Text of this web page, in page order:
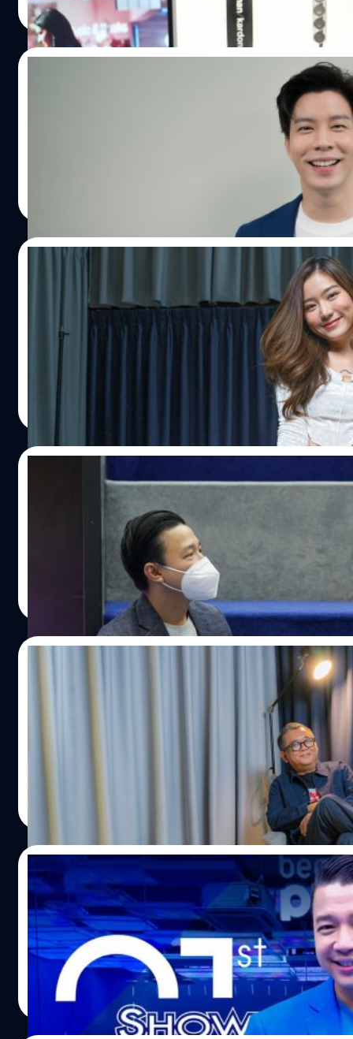
Read More
[สัมภาษณ์] ‘แบม – ปีติภัทร’ หากวันหนึ่งงานอี
ณ ตอนนี้ หากจะนึกถึงพิธีกรรุ่นใหม่ไฟแรงที่ได้รับการยอมรั
24/02/2022
[สัมภาษณ์] เซ็กซี่จากข้างใน ตามแบบฉบับของ
ถ้าจะให้พูดถึงกันแบบเชย ๆ ก็อาจจะต้องกล่าวว่า หลายค
นางงามระดับประเทศ ที่เคยเป็นข่าวมาก่อนหน้านี้
ประภาส อยู่เย็น
แฮร์รี่ ลี ประธานไทยซัมซุง อิเลคโทรนิคส์คน
ก่อนเปิดตัว Galaxy S22 Series ในรูปแบบ Metaverse ใ
| 1639 days ago
[สัมภาษณ์] เบื้องลึกของ ‘ป๋าเต็ดทอล์ก’ และ
คงเป็นเรื่องเสียเวลาไปหน่อย หากจะแนะนำว่า 'ป๋าเต็ด-
ประเทศไทย พิธีกรบทสัมภาษณ์เข้ม ๆ ใน 'ป๋าเต็ดทอล์ก' และ
06/12/2021
สรุปเรื่องราวล้มลุก 21 ปี Show No Limit/บริ
ในปี 2021 นี้เป็นบริษัท Show No Limit หรือ โชว์ไร้ขีด จำกัด
พสิษฐ์ ยศยิ่งธรรมกุล| 1705 days ago
Read More